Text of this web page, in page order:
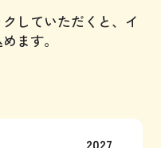
していただくと、イ
ます。